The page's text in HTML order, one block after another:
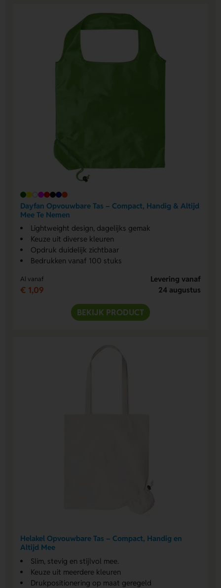
Dayfan Opvouwbare Tas – Compact, Handig & Altijd
Mee Te Nemen
Lightweight design, dagelijks gemak
Keuze uit diverse kleuren
Opdruk duidelijk zichtbaar
Bedrukken vanaf 100 stuks
Al vanaf
€ 1,09
Levering vanaf
24 augustus
BEKIJK PRODUCT
Helakel Opvouwbare Tas – Compact, Handig en
Altijd Mee￼
Slim, stevig en stijlvol mee.
Keuze uit meerdere kleuren
Drukpositionering op maat geregeld